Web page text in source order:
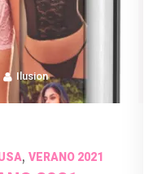
Ilusion
, VERANO 2021